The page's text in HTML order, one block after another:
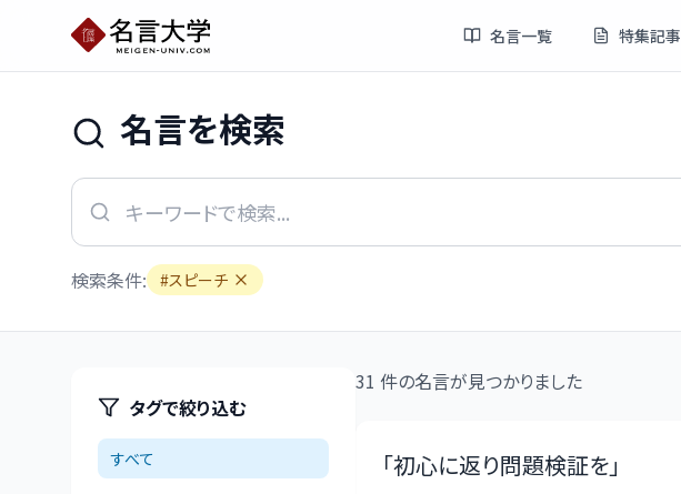
名言一覧 特集記事
名言を検索
検索条件: #スピーチ
タグで絞り込む
すべて
31 件の名言が見つかりました
「初心に返り問題検証を」